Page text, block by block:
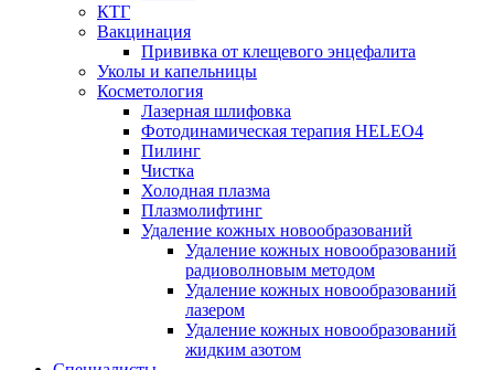
КТГ
Вакцинация
Прививка от клещевого энцефалита
Уколы и капельницы
Косметология
Лазерная шлифовка
Фотодинамическая терапия HELEO4
Пилинг
Чистка
Холодная плазма
Плазмолифтинг
Удаление кожных новообразований
Удаление кожных новообразований
радиоволновым методом
Удаление кожных новообразований
лазером
Удаление кожных новообразований
жидким азотом